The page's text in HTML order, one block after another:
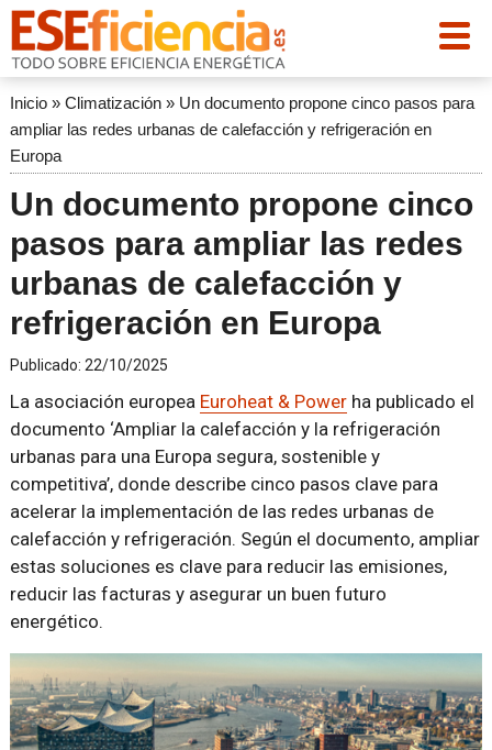
Inicio» Climatización» Un documento propone cinco pasos para
ampliar las redes urbanas de calefacción y refrigeración en
Europa
Un documento propone cinco
pasos para ampliar las redes
urbanas de calefacción y
refrigeración en Europa
Publicado: 22/10/2025
La asociación europea Euroheat & Powerha publicado el
documento ‘Ampliar la calefacción y la refrigeración
urbanas para una Europa segura, sostenible y
competitiva’, donde describe cinco pasos clave para
acelerar la implementación de las redes urbanas de
calefacción y refrigeración. Según el documento, ampliar
estas soluciones es clave para reducir las emisiones,
reducir las facturas y asegurar un buen futuro
energético.